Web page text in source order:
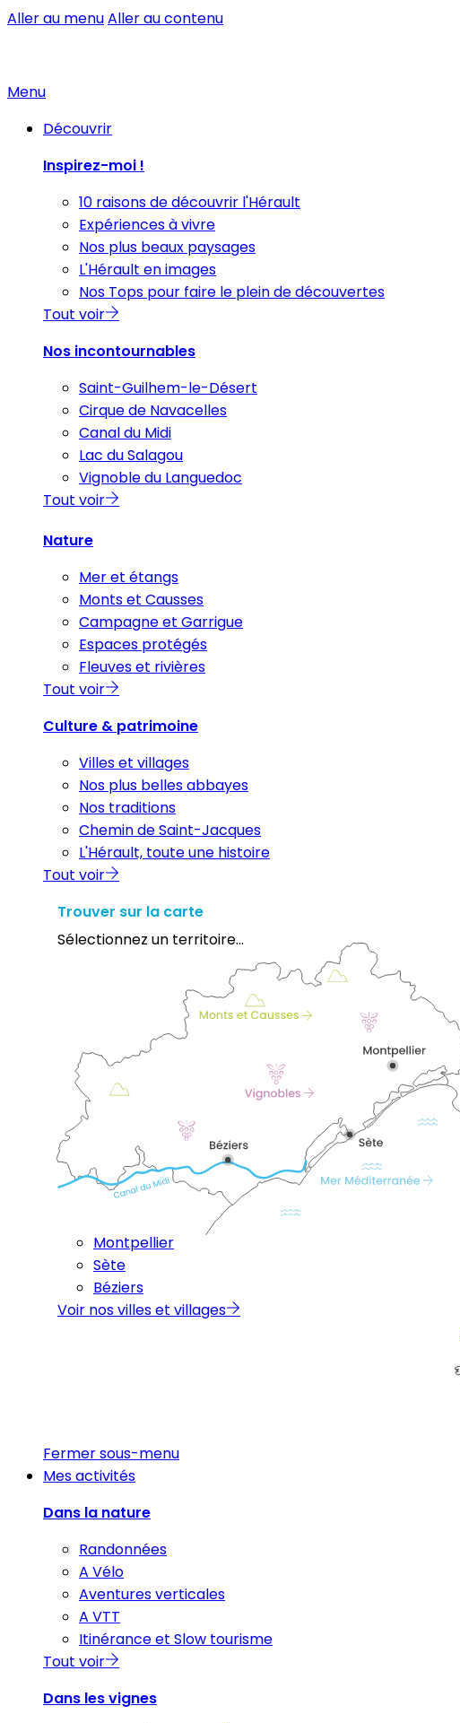
Aller au menuAller au contenu
Menu
Découvrir
Inspirez-moi !
10 raisons de découvrir l'Hérault
Expériences à vivre
Nos plus beaux paysages
L'Hérault en images
Nos Tops pour faire le plein de découvertes
Tout voir
Nos incontournables
Saint-Guilhem-le-Désert
Cirque de Navacelles
Canal du Midi
Lac du Salagou
Vignoble du Languedoc
Tout voir
Nature
Mer et étangs
Monts et Causses
Campagne et Garrigue
Espaces protégés
Fleuves et rivières
Tout voir
Culture & patrimoine
Villes et villages
Nos plus belles abbayes
Nos traditions
Chemin de Saint-Jacques
L'Hérault, toute une histoire
Tout voir
Trouver sur la carte
Sélectionnez un territoire...
Montpellier
Sète
Béziers
Voir nos villes et villages
Fermer sous-menu
Mes activités
Dans la nature
Randonnées
A Vélo
Aventures verticales
A VTT
Itinérance et Slow tourisme
Tout voir
Dans les vignes